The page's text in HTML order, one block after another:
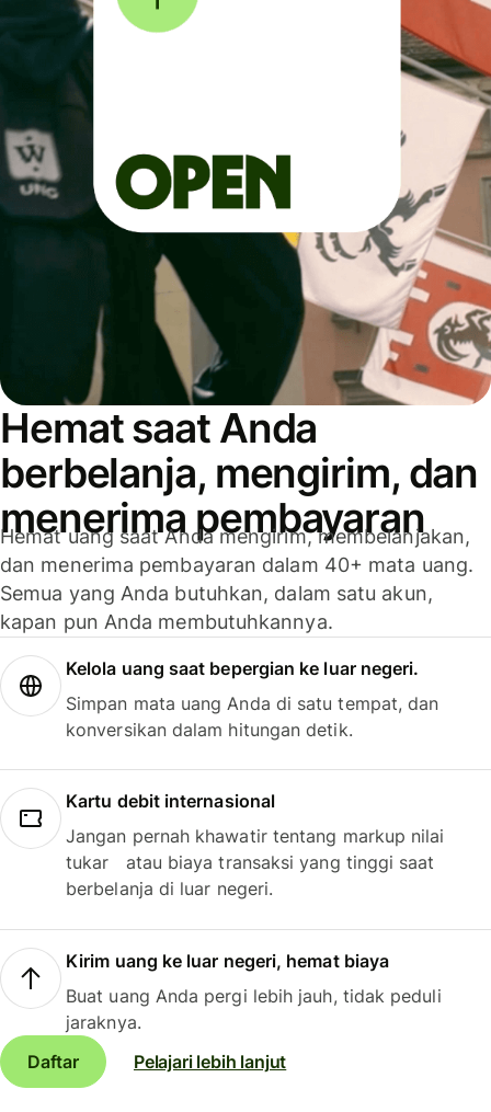
Hemat saat Anda
berbelanja, mengirim, dan
menerima pembayaran
Hemat uang saat Anda mengirim, membelanjakan,
dan menerima pembayaran dalam 40+ mata uang.
Semua yang Anda butuhkan, dalam satu akun,
kapan pun Anda membutuhkannya.
Kelola uang saat bepergian ke luar negeri.
Simpan mata uang Anda di satu tempat, dan
konversikan dalam hitungan detik.
Kartu debit internasional
Jangan pernah khawatir tentang markup nilai
tukar atau biaya transaksi yang tinggi saat
berbelanja di luar negeri.
Kirim uang ke luar negeri, hemat biaya
Buat uang Anda pergi lebih jauh, tidak peduli
jaraknya.
Daftar
Pelajari lebih lanjut